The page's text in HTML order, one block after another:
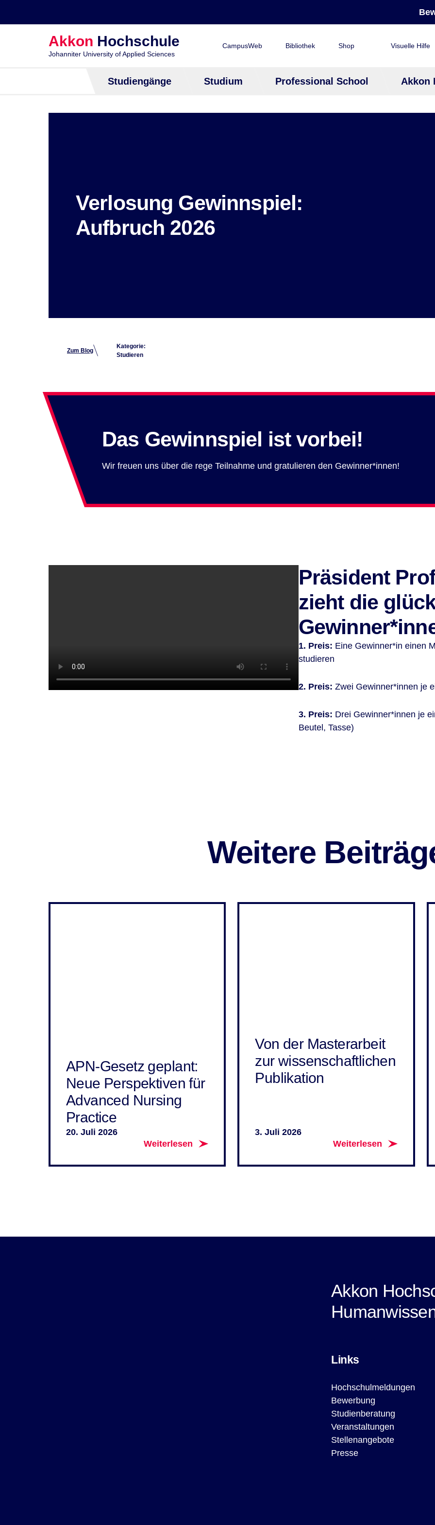
Akkon Hochschule
Johanniter University of Applied Sciences
CampusWeb Bibliothek Shop Visuelle Hilfe
Studiengänge Studium Professional School Akkon
Verlosung Gewinnspiel:
Aufbruch 2026
Zum Blog
Kategorie:
Studieren
Das Gewinnspiel ist vorbei!
Wir freuen uns über die rege Teilnahme und gratulieren den Gewinner*innen!
Präsident
zieht die
1. Preis: Eine Gewinner*in einen
studieren
2. Preis: Zwei Gewinner*innen je
3. Preis: Drei Gewinner*innen je
Beutel, Tasse)
Weitere
APN-Gesetz geplant:
Neue Perspektiven für
Advanced Nursing
Practice
20. Juli 2026
Weiterlesen
Von der Masterarbeit
zur wissenschaftlichen
Publikation
3. Juli 2026
Weiterlesen
Akkon
Links
Hochschulmeldungen
Bewerbung
Studienberatung
Veranstaltungen
Stellenangebote
Presse